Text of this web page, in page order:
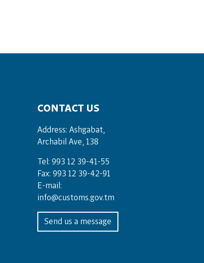
CONTACT US
Address: Ashgabat,
Archabil Ave, 138
Tel: 993 12 39-41-55
Fax: 993 12 39-42-91
E-mail:
info@customs.gov.tm
Send us a message